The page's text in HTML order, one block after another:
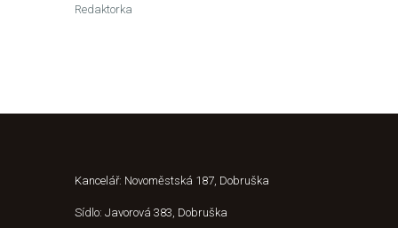
Redaktorka
Kancelář: Novoměstská 187, Dobruška
Sídlo: Javorová 383, Dobruška